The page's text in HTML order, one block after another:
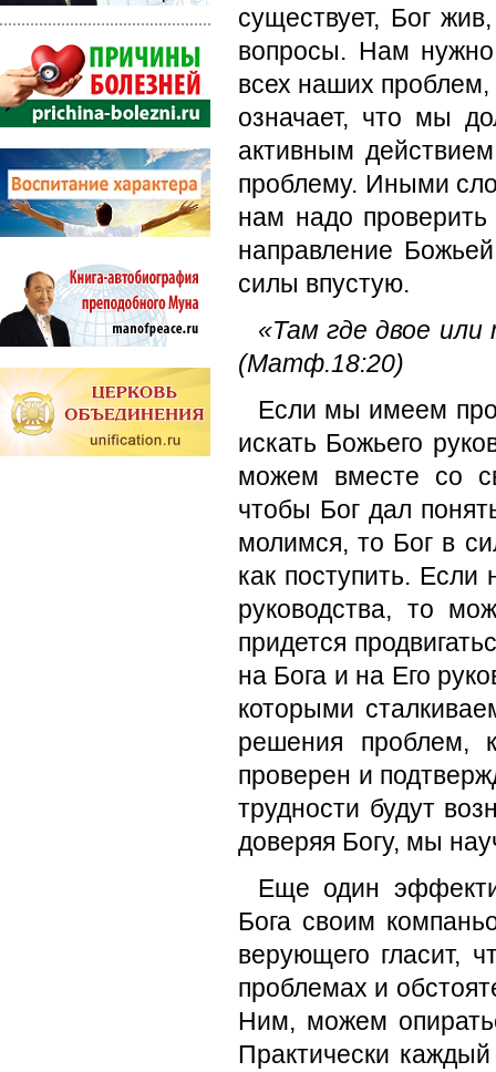
существует, Бог
вопросы. Нам
всех наших
означает, что мы
активным
проблему. Иными
нам надо проверить
направление
силы впустую.
«Там где двое
(Матф.18:20)
Если мы имеем
искать Божьего
можем вместе со
чтобы Бог дал
молимся, то Бог в
как поступить.
руководства, то
придется
на Бога и на Его
которыми
решения проблем,
проверен и
трудности будут
доверяя Богу, мы
Еще один
Бога своим
верующего гласит,
проблемах и
Ним, можем
Практически